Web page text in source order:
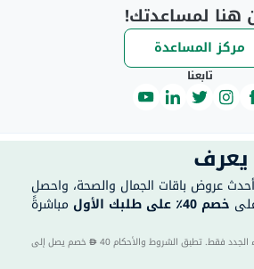
هنا لمساعدتك!
مركز المساعدة
تابعنا
عروض باقات الجمال والصحة، واحصل
خصم 40٪ على طلبك الأول